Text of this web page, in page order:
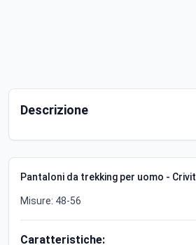
Descrizione
Pantaloni da trekking per uomo - Crivit
Misure: 48-56
Caratteristiche: